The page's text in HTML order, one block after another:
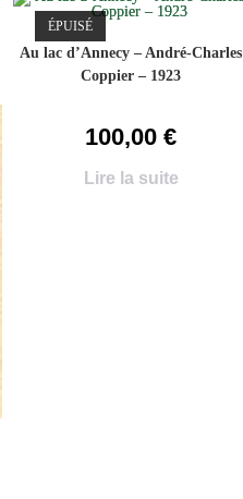
ÉPUISÉ
Au lac d’Annecy – André-Charles
Coppier – 1923
100,00€
Lire la suite